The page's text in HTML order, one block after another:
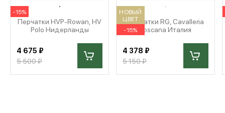
-15%
Перчатки HVP-Rowan, HV
Polo Нидерланды
4 675 ₽
5 500 ₽
НОВЫЙ
ЦВЕТ
-15%
Перчатки RG, Cavalleria
Toscana Италия
4 378 ₽
5 150 ₽